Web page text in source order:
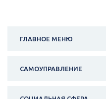
ГЛАВНОЕ МЕНЮ
САМОУПРАВЛЕНИЕ